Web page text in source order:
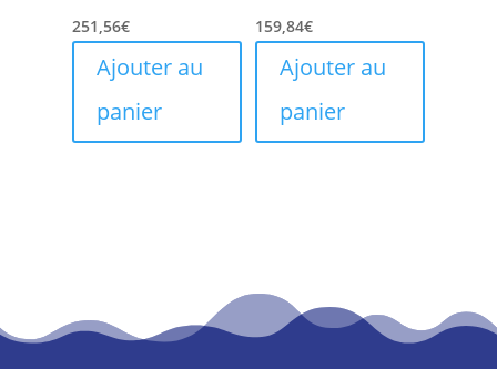
251,56€
Ajouter au
panier
159,84€
Ajouter au
panier